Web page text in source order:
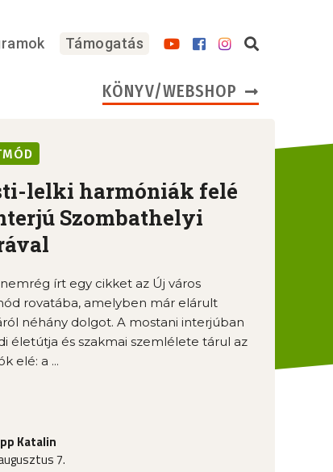
Támogatás
KÖNYV/WEBSHOP
lelki harmóniák felé
Szombathelyi
írt egy cikket az Új város
rovatába, amelyben már elárult
néhány dolgot. A mostani interjúban
életútja és szakmai szemlélete tárul az
elé: a ...
Katalin
7.